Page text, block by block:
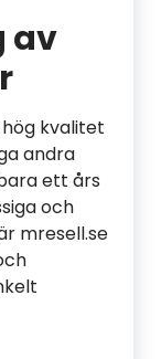
av
kvalitet
andra
ett års
och
mresell.se